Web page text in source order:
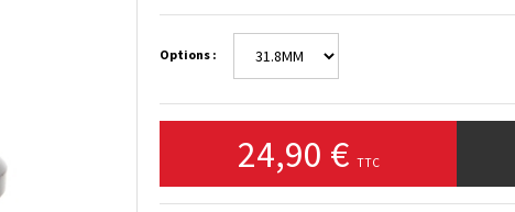
Options :
24,90 € TTC